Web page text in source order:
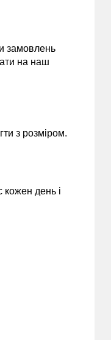
замовлень
на наш
з розміром.
день і